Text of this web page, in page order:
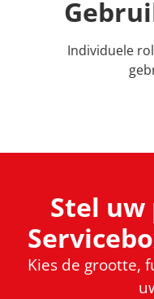
Individuele
Stel
Kies de grootte,